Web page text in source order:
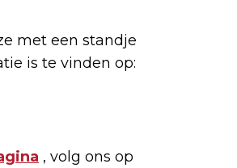
met een standje
is te vinden op:
, volg ons op